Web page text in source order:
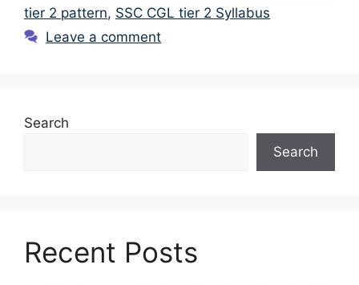
tier 2 pattern, SSC CGL tier 2 Syllabus
Leave a comment
Search
Search
Recent Posts